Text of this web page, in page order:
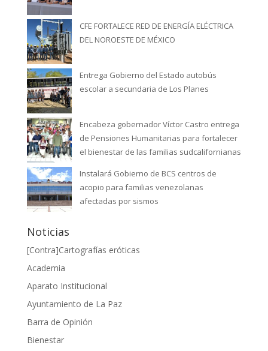
CFE FORTALECE RED DE ENERGÍA ELÉCTRICA
DEL NOROESTE DE MÉXICO
Entrega Gobierno del Estado autobús
escolar a secundaria de Los Planes
Encabeza gobernador Víctor Castro entrega
de Pensiones Humanitarias para fortalecer
el bienestar de las familias sudcalifornianas
Instalará Gobierno de BCS centros de
acopio para familias venezolanas
afectadas por sismos
Noticias
[Contra]Cartografías eróticas
Academia
Aparato Institucional
Ayuntamiento de La Paz
Barra de Opinión
Bienestar